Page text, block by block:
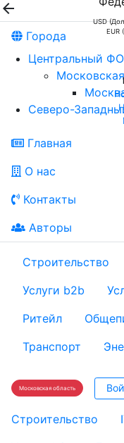
USD
EUR

Города
Центральный ФО
Северо-
Главная
О нас
Контакты
Авторы
Строительство
Услуги b2b
Ритейл
Транспорт
Московская область
Строительство